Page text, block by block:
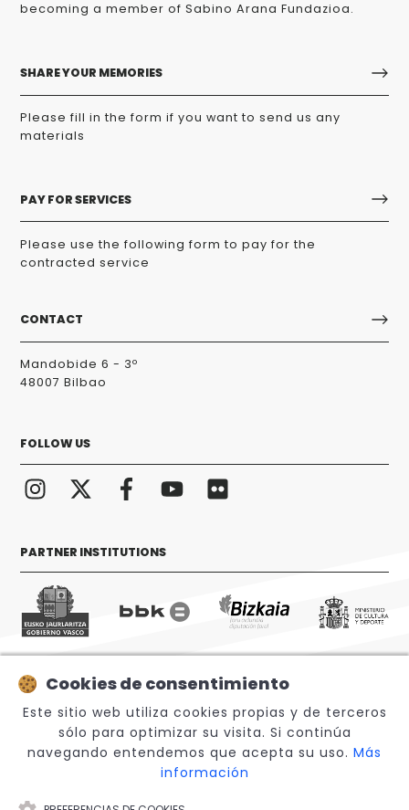
becoming a member of Sabino Arana Fundazioa.
SHARE YOUR MEMORIES
Please fill in the form if you want to send us any
materials
PAY FOR SERVICES
Please use the following form to pay for the
contracted service
CONTACT
Mandobide 6 - 3º
48007 Bilbao
FOLLOW US
PARTNER INSTITUTIONS
© 2026 Sabino Arana Fundazioa
Cookies de consentimiento
Este sitio web utiliza cookies propias y de terceros
sólo para optimizar su visita. Si continúa
navegando entendemos que acepta su uso. Más
información